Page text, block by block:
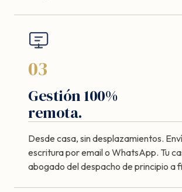
03
Gestión 100%
remota.
Desde casa, sin desplazamientos.
escritura por email o WhatsApp. Tu
abogado del despacho de principio a